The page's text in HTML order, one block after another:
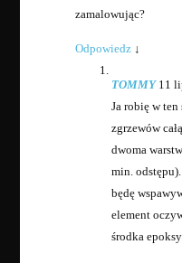
zamalowując?
Odpowiedz ↓
TOMMY 11
Ja robię w
zgrzewów
dwoma
min.
będę
element
środka